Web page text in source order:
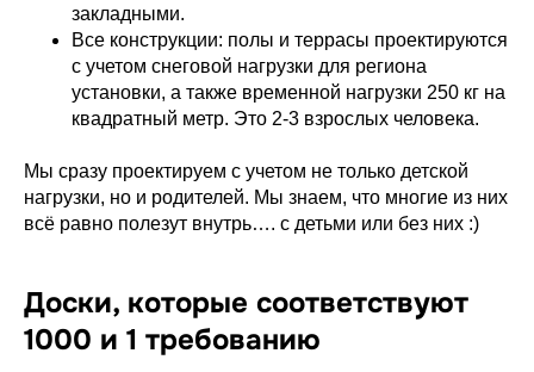
закладными.
Все конструкции: полы и террасы проектируются
с учетом снеговой нагрузки для региона
установки, а также временной нагрузки 250 кг на
квадратный метр. Это 2-3 взрослых человека.
Мы сразу проектируем с учетом не только детской
нагрузки, но и родителей. Мы знаем, что многие из них
всё равно полезут внутрь…. с детьми или без них :)
Доски, которые соответствуют
1000 и 1 требованию